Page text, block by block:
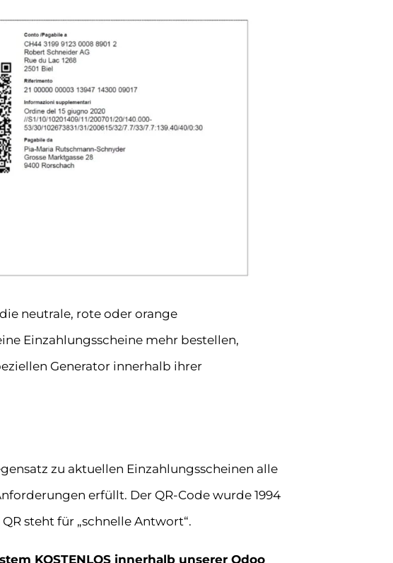
neutrale, rote oder orange
Einzahlungsscheine mehr bestellen,
Generator innerhalb ihrer
zu aktuellen Einzahlungsscheinen alle
erfüllt. Der QR-Code wurde 1994
steht für „schnelle Antwort“.
KOSTENLOS innerhalb unserer Odoo